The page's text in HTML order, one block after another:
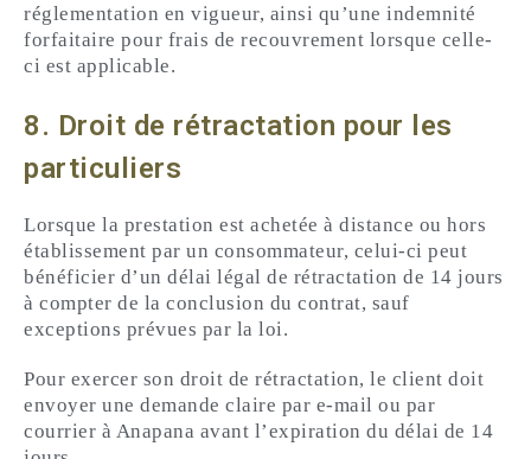
réglementation en vigueur, ainsi qu’une indemnité
forfaitaire pour frais de recouvrement lorsque celle-
ci est applicable.
8. Droit de rétractation pour les
particuliers
Lorsque la prestation est achetée à distance ou hors
établissement par un consommateur, celui-ci peut
bénéficier d’un délai légal de rétractation de 14 jours
à compter de la conclusion du contrat, sauf
exceptions prévues par la loi.
Pour exercer son droit de rétractation, le client doit
envoyer une demande claire par e-mail ou par
courrier à Anapana avant l’expiration du délai de 14